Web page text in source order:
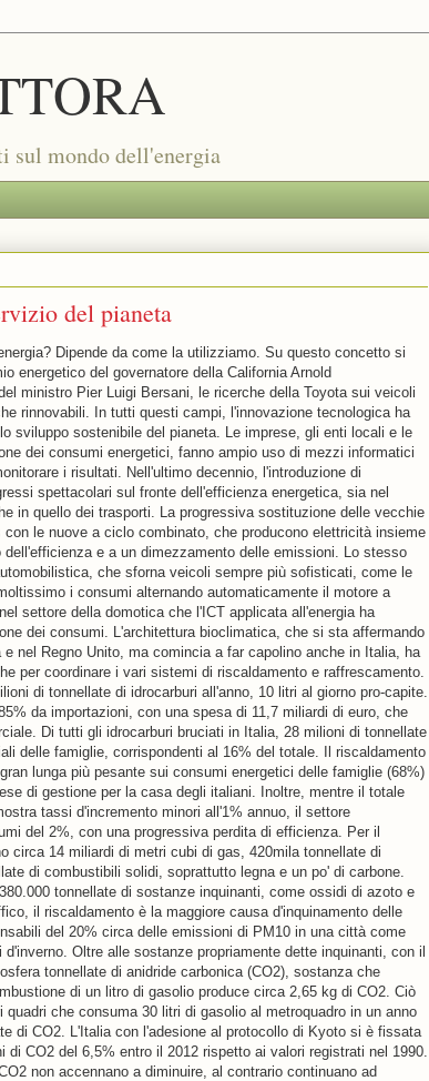
sul mondo dell'energia
del pianeta
Dipende da come la utilizziamo. Su questo concetto si
energetico del governatore della California Arnold
ministro Pier Luigi Bersani, le ricerche della Toyota sui veicoli
rinnovabili. In tutti questi campi, l'innovazione tecnologica ha
sviluppo sostenibile del pianeta. Le imprese, gli enti locali e le
dei consumi energetici, fanno ampio uso di mezzi informatici
i risultati. Nell'ultimo decennio, l'introduzione di
spettacolari sul fronte dell'efficienza energetica, sia nel
in quello dei trasporti. La progressiva sostituzione delle vecchie
le nuove a ciclo combinato, che producono elettricità insieme
dell'efficienza e a un dimezzamento delle emissioni. Lo stesso
che sforna veicoli sempre più sofisticati, come le
i consumi alternando automaticamente il motore a
settore della domotica che l'ICT applicata all'energia ha
dei consumi. L'architettura bioclimatica, che si sta affermando
nel Regno Unito, ma comincia a far capolino anche in Italia, ha
per coordinare i vari sistemi di riscaldamento e raffrescamento.
di tonnellate di idrocarburi all'anno, 10 litri al giorno pro-capite.
da importazioni, con una spesa di 11,7 miliardi di euro, che
Di tutti gli idrocarburi bruciati in Italia, 28 milioni di tonnellate
delle famiglie, corrispondenti al 16% del totale. Il riscaldamento
lunga più pesante sui consumi energetici delle famiglie (68%)
di gestione per la casa degli italiani. Inoltre, mentre il totale
tassi d'incremento minori all'1% annuo, il settore
del 2%, con una progressiva perdita di efficienza. Per il
circa 14 miliardi di metri cubi di gas, 420mila tonnellate di
di combustibili solidi, soprattutto legna e un po' di carbone.
tonnellate di sostanze inquinanti, come ossidi di azoto e
il riscaldamento è la maggiore causa d'inquinamento delle
del 20% circa delle emissioni di PM10 in una città come
Oltre alle sostanze propriamente dette inquinanti, con il
tonnellate di anidride carbonica (CO2), sostanza che
di un litro di gasolio produce circa 2,65 kg di CO2. Ciò
che consuma 30 litri di gasolio al metroquadro in un anno
di CO2. L'Italia con l'adesione al protocollo di Kyoto si è fissata
CO2 del 6,5% entro il 2012 rispetto ai valori registrati nel 1990.
non accennano a diminuire, al contrario continuano ad